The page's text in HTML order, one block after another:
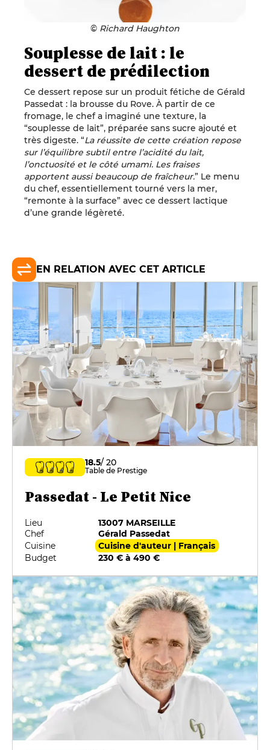
© Richard Haughton
Souplesse de lait : le
dessert de prédilection
Ce dessert repose sur un produit fétiche de Gérald
Passedat : la brousse du Rove. À partir de ce
fromage, le chef a imaginé une texture, la
“souplesse de lait”, préparée sans sucre ajouté et
très digeste. “La réussite de cette création repose
sur l’équilibre subtil entre l’acidité du lait,
l’onctuosité et le côté umami. Les fraises
apportent aussi beaucoup de fraîcheur.” Le menu
du chef, essentiellement tourné vers la mer,
“remonte à la surface” avec ce dessert lactique
d’une grande légèreté.
EN RELATION AVEC CET ARTICLE
18.5/ 20
Table de Prestige
Passedat - Le Petit Nice
Lieu
13007 MARSEILLE
Chef
Gérald Passedat
Cuisine
Cuisine d'auteur | Français
Budget
230 € à 490 €